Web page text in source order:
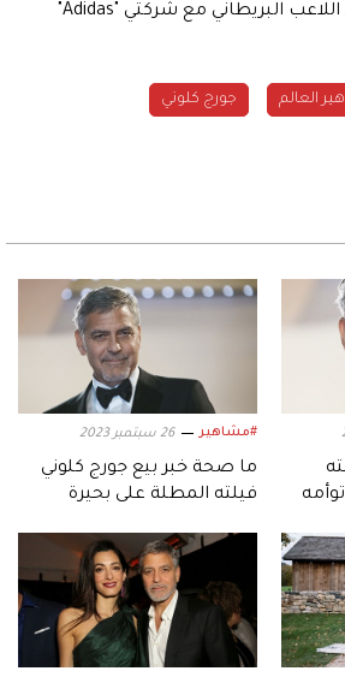
العالم جورج كلوني
#مشاهير 26 سبتمبر 2023
ما صحة خبر بيع جورج كلوني
فيلته المطلة على بحيرة